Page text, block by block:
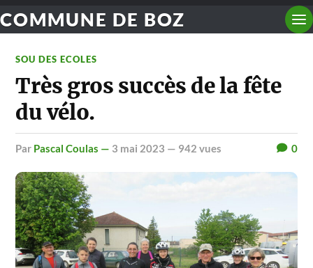
COMMUNE DE BOZ
SOU DES ECOLES
Très gros succès de la fête
du vélo.
par Pascal Coulas — 3 mai 2023 — 942 vues 0